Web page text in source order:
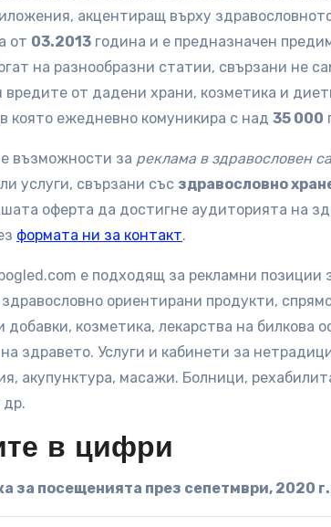
акцентиращ върху
от 03.2013 година и е предназначен
на разнообразни статии, свързани не
вредите от дадени храни, козметика и
в която ежедневно комуникира с над 35 000
възможности за реклама в здравословен
услуги, свързани със здравословно
оферта да достигне аудиторията на
формата ни за контакт.
е подходящ за рекламни позиции
ориентирани продукти,
добавки, козметика, лекарства на билкова
здравето. Услуги и кабинети за
акупунктура, масажи. Болници,
др.
в цифри
за посещенията през сепетмври, 2020